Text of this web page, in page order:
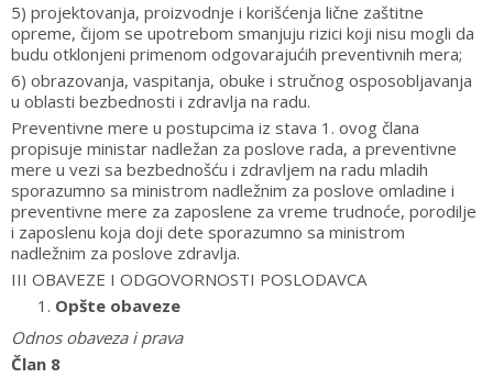
5) projektovanja, proizvodnje i korišćenja lične zaštitne
opreme, čijom se upotrebom smanjuju rizici koji nisu mogli da
budu otklonjeni primenom odgovarajućih preventivnih mera;
6) obrazovanja, vaspitanja, obuke i stručnog osposobljavanja
u oblasti bezbednosti i zdravlja na radu.
Preventivne mere u postupcima iz stava 1. ovog člana
propisuje ministar nadležan za poslove rada, a preventivne
mere u vezi sa bezbednošću i zdravljem na radu mladih
sporazumno sa ministrom nadležnim za poslove omladine i
preventivne mere za zaposlene za vreme trudnoće, porodilje
i zaposlenu koja doji dete sporazumno sa ministrom
nadležnim za poslove zdravlja.
III OBAVEZE I ODGOVORNOSTI POSLODAVCA
Opšte obaveze
Odnos obaveza i prava
Član 8